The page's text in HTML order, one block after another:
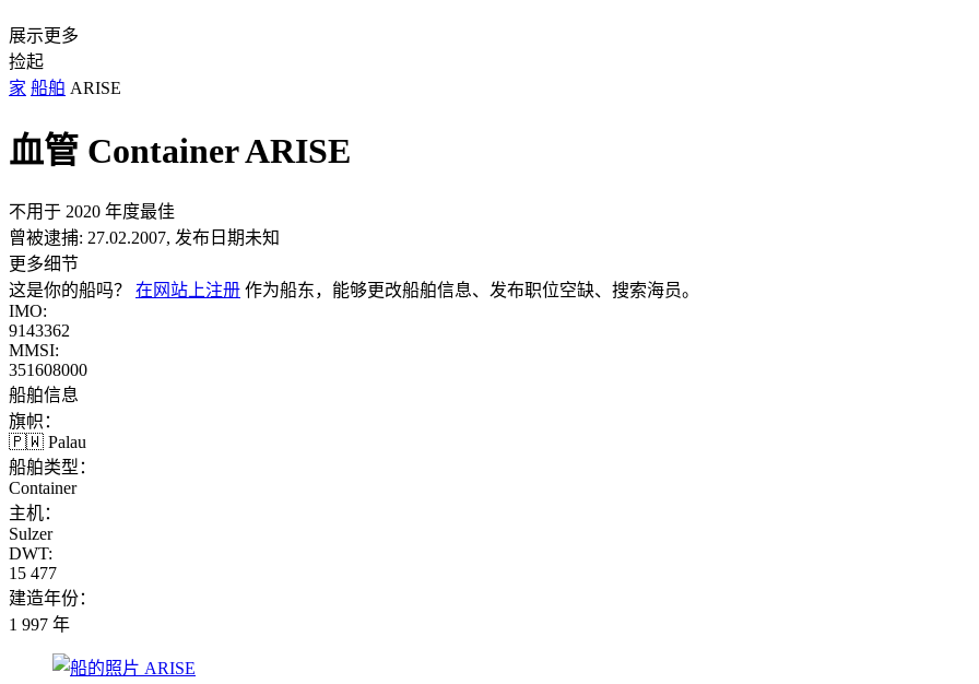
展示更多
捡起
家 船舶 ARISE
血管 ContainerARISE
不用于 2020 年度最佳
曾被逮捕: 27.02.2007, 发布日期未知
更多细节
这是你的船吗？ 在网站上注册 作为船东，能够更改船舶信息、发布职位空缺、搜索海员。
IMO:
9143362
MMSI:
351608000
船舶信息
旗帜：
🇵🇼 Palau
船舶类型：
Container
主机：
Sulzer
DWT:
15 477
建造年份：
1 997 年